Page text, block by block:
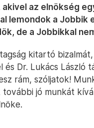
az elnökség
lemondok a
de a Jobbikkal
kitartó
és Dr. Lukács László
rám, szóljatok!
további jó munkát